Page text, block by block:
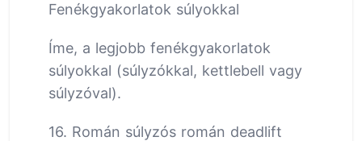
Fenékgyakorlatok súlyokkal
Íme, a legjobb fenékgyakorlatok
súlyokkal (súlyzókkal, kettlebell vagy
súlyzóval).
16. Román súlyzós román deadlift